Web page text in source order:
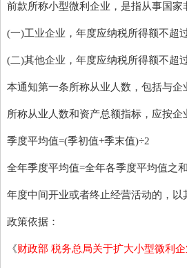
前款所称小型微利企业，是指从事国
(一)工业企业，年度应纳税所得额不超
(二)其他企业，年度应纳税所得额不超
本通知第一条所称从业人数，包括与
所称从业人数和资产总额指标，应按
季度平均值=(季初值+季末值)÷2
全年季度平均值=全年各季度平均值之
年度中间开业或者终止经营活动的，
政策依据：
《财政部 税务总局关于扩大小型微利